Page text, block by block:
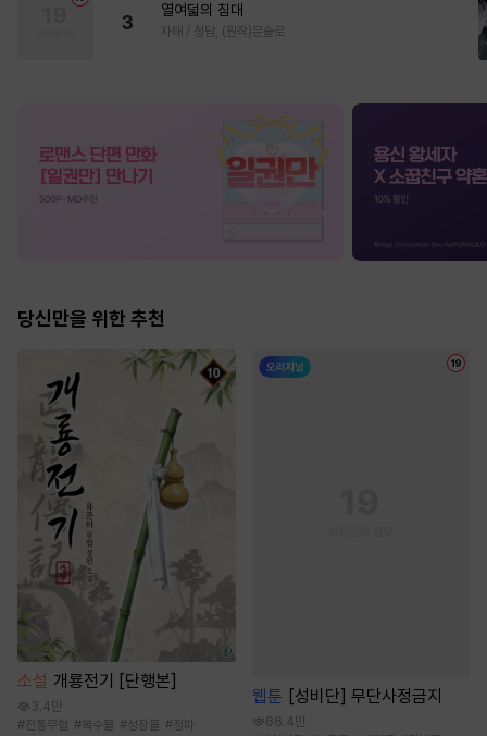
3
열여덟의 침대
자태 / 청담, (원작)문슬로
당신만을 위한 추천
소설 개룡전기 [단행본]
3.4만
#전통무협 #복수물 #성장물 #정파
웹툰 [성비단] 무단사정금지
66.4만